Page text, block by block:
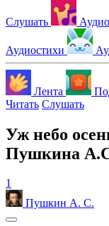
Слушать
Аудиостихи
Лента
Читать Слушать
Уж небо
Пушкина
1
Пушкин А. С.